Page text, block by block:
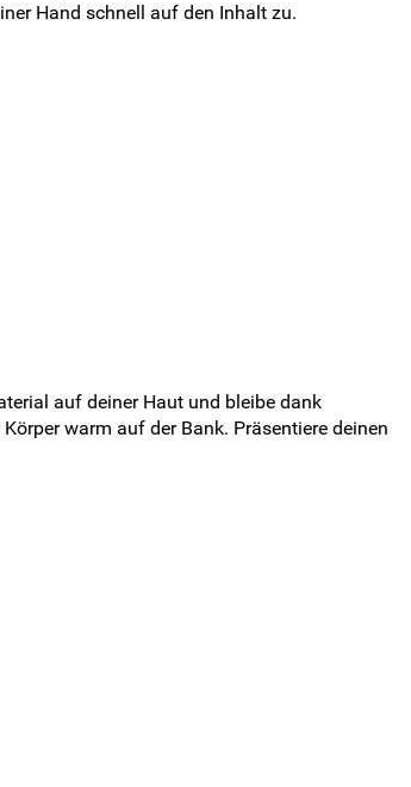
Hand schnell auf den Inhalt zu.
auf deiner Haut und bleibe dank
warm auf der Bank. Präsentiere deinen